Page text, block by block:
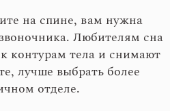
на спине, вам нужна
Любителям сна
контурам тела и снимают
лучше выбрать более
отделе.